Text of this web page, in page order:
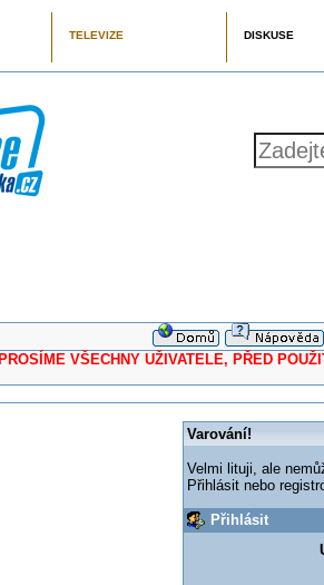
TELEVIZE DISKUSE
VŠECHNY UŽIVATELE, PŘED
Varování!
Velmi lituji, ale
Přihlásit nebo
Přihlásit